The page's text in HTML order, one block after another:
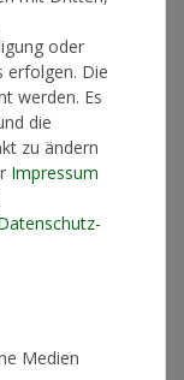
oder
erfolgen. Die
werden. Es
die
zu ändern
Impressum
Medien